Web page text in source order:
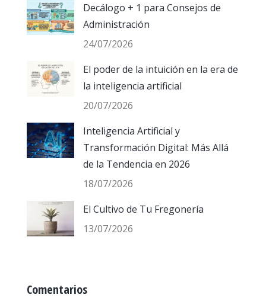
Decálogo + 1 para Consejos de
Administración
24/07/2026
El poder de la intuición en la era de
la inteligencia artificial
20/07/2026
Inteligencia Artificial y
Transformación Digital: Más Allá
de la Tendencia en 2026
18/07/2026
El Cultivo de Tu Fregonería
13/07/2026
Comentarios